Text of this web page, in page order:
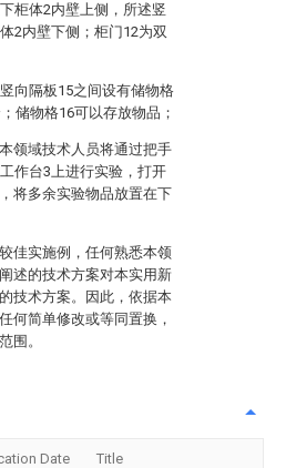
柜体2内壁上侧，所述竖
2内壁下侧；柜门12为双
向隔板15之间设有储物格
储物格16可以存放物品；
领域技术人员将通过把手
作台3上进行实验，打开
将多余实验物品放置在下
佳实施例，任何熟悉本领
述的技术方案对本实用新
技术方案。因此，依据本
何简单修改或等同置换，
围。
Date Title